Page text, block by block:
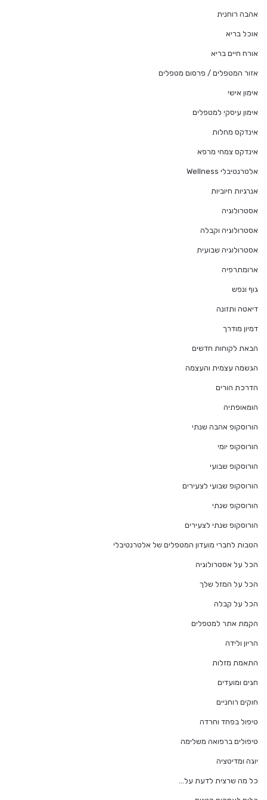
אהבה רוחנית
אוכל בריא
אורח חיים בריא
אזור המטפלים / פרסום מטפלים
אימון אישי
אימון עיסקי למטפלים
אינדקס מחלות
אינדקס צמחי מרפא
אלטרנטיבלי Wellness
אנרגיות חיוביות
אסטרולוגיה
אסטרולוגיה וקבלה
אסטרולוגיה שבועית
ארומתרפיה
גוף ונפש
דיאטה ותזונה
דמיון מודרך
הבאת לקוחות חדשים
הגשמה עצמית והעצמה
הדרכת הורים
הומאופתיה
הורוסקופ אהבה שנתי
הורוסקופ יומי
הורוסקופ שבועי
הורוסקופ שבועי לצעירים
הורוסקופ שנתי
הורוסקופ שנתי לצעירים
הטבות לחברי מועדון המטפלים של אלטרנטיבלי
הכל על אסטרולוגיה
הכל על המזל שלך
הכל על קבלה
הקמת אתר למטפלים
הריון ולידה
התאמת מזלות
חגים ומועדים
חוקים רוחניים
טיפול בפחד וחרדה
טיפולים ברפואה משלימה
יוגה ומדיטציה
כל מה שרצית לדעת על…